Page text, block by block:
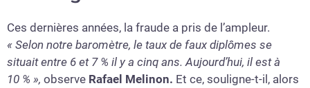
Ces dernières années, la fraude a pris de l’ampleur.
« Selon notre baromètre, le taux de faux diplômes se
situait entre 6 et 7 % il y a cinq ans. Aujourd’hui, il est à
10 % », observe Rafael Melinon. Et ce, souligne-t-il, alors